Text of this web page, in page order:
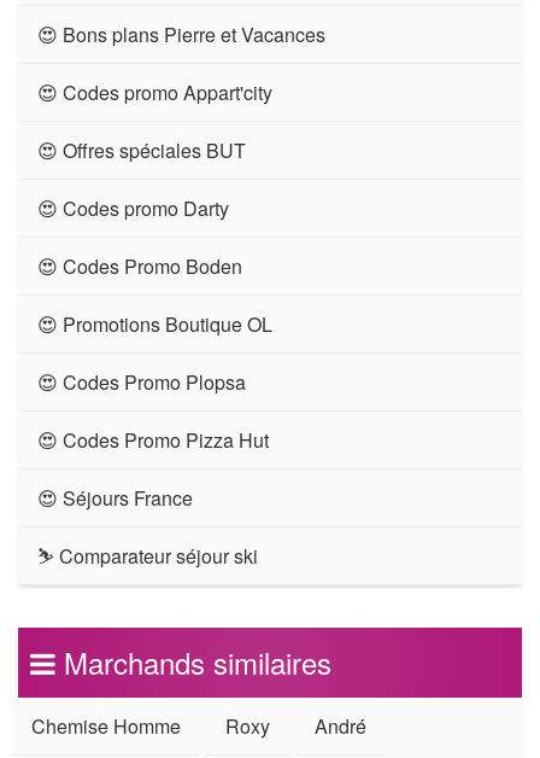
😍 Bons plans Pierre et Vacances
😍 Codes promo Appart'city
😍 Offres spéciales BUT
😍 Codes promo Darty
😍 Codes Promo Boden
😍 Promotions Boutique OL
😍 Codes Promo Plopsa
😍 Codes Promo Pizza Hut
😍 Séjours France
⛷ Comparateur séjour ski
Marchands similaires
Chemise Homme Roxy André